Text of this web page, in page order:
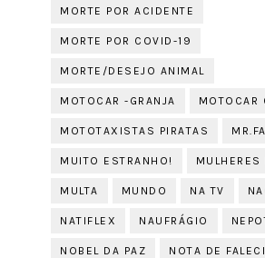
MORTE POR ACIDENTE
MORTE POR COVID-19
MORTE/DESEJO ANIMAL
MOTOCAR -GRANJA MOTOCAR
MOTOTAXISTAS PIRATAS
MUITO ESTRANHO!
MULTA MUNDO NA TV
NATIFLEX NAUFRÁGIO
NOBEL DA PAZ NOTA DE